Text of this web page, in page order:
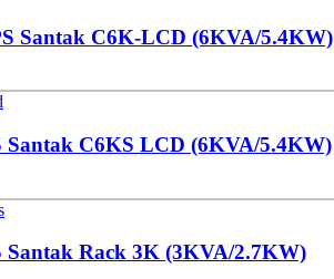
Santak C6K-LCD (6KVA/5.4KW)
Santak C6KS LCD (6KVA/5.4KW)
Santak Rack 3K (3KVA/2.7KW)